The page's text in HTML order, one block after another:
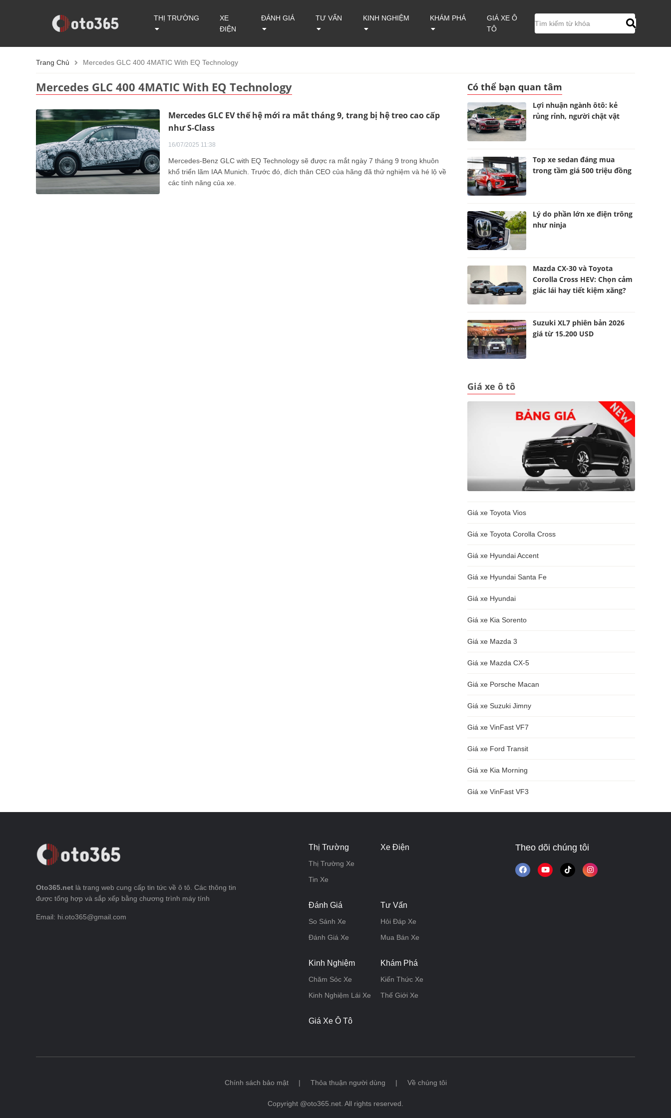
THỊ TRƯỜNG
XE
ĐIỆN
ĐÁNH GIÁ TƯ VẤN KINH NGHIỆM KHÁM PHÁ
GIÁ XE Ô
TÔ
Trang Chủ Mercedes GLC 400 4MATIC With EQ Technology
Mercedes GLC 400 4MATIC With EQ Technology
Mercedes GLC EV thế hệ mới ra mắt tháng 9, trang bị hệ treo cao cấp
như S-Class
16/07/2025 11:38
Mercedes-Benz GLC with EQ Technology sẽ được ra mắt ngày 7 tháng 9 trong khuôn
khổ triển lãm IAA Munich. Trước đó, đích thân CEO của hãng đã thử nghiệm và hé lộ về
các tính năng của xe.
Có thể bạn quan tâm
Lợi nhuận ngành ôtô: kẻ
rủng rỉnh, người chật vật
Top xe sedan đáng mua
trong tầm giá 500 triệu đồng
Lý do phần lớn xe điện trông
như ninja
Mazda CX-30 và Toyota
Corolla Cross HEV: Chọn cảm
giác lái hay tiết kiệm xăng?
Suzuki XL7 phiên bản 2026
giá từ 15.200 USD
Giá xe ô tô
Giá xe Toyota Vios
Giá xe Toyota Corolla Cross
Giá xe Hyundai Accent
Giá xe Hyundai Santa Fe
Giá xe Hyundai
Giá xe Kia Sorento
Giá xe Mazda 3
Giá xe Mazda CX-5
Giá xe Porsche Macan
Giá xe Suzuki Jimny
Giá xe VinFast VF7
Giá xe Ford Transit
Giá xe Kia Morning
Giá xe VinFast VF3
Oto365.net là trang web cung cấp tin tức về ô tô. Các thông tin
được tổng hợp và sắp xếp bằng chương trình máy tính
Email: hi.oto365@gmail.com
Thị Trường
Thị Trường Xe
Tin Xe
Xe Điện
Đánh Giá
So Sánh Xe
Đánh Giá Xe
Tư Vấn
Hỏi Đáp Xe
Mua Bán Xe
Kinh Nghiệm
Chăm Sóc Xe
Kinh Nghiệm Lái Xe
Khám Phá
Kiến Thức Xe
Thế Giới Xe
Giá Xe Ô Tô
Theo dõi chúng tôi
Chính sách bảo mật | Thỏa thuận người dùng | Về chúng tôi
Copyright @oto365.net. All rights reserved.